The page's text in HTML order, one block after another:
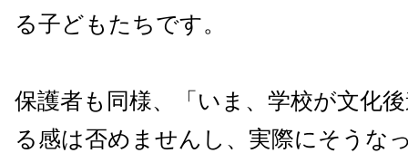
る子どもたちです。
保護者も同様、「いま、学校が文化
る感は否めませんし、実際にそうな